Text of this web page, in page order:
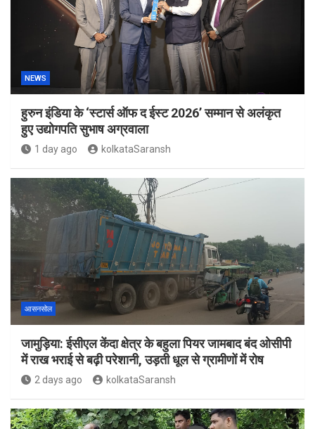
NEWS
हुरुन इंडिया के ‘स्टार्स ऑफ द ईस्ट 2026’ सम्मान से अलंकृत
हुए उद्योगपति सुभाष अग्रवाला
1 day ago kolkataSaransh
आसनसोल
जामुड़िया: ईसीएल केंदा क्षेत्र के बहुला पियर जामबाद बंद ओसीपी
में राख भराई से बढ़ी परेशानी, उड़ती धूल से ग्रामीणों में रोष
2 days ago kolkataSaransh